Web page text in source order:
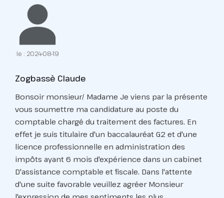
le : 2024-08-19
Zogbassè Claude
Bonsoir monsieur/ Madame Je viens par la présente
vous soumettre ma candidature au poste du
comptable chargé du traitement des factures. En
effet je suis titulaire d'un baccalauréat G2 et d'une
licence professionnelle en administration des
impôts ayant 6 mois d'expérience dans un cabinet
D'assistance comptable et fiscale. Dans l'attente
d'une suite favorable veuillez agréer Monsieur